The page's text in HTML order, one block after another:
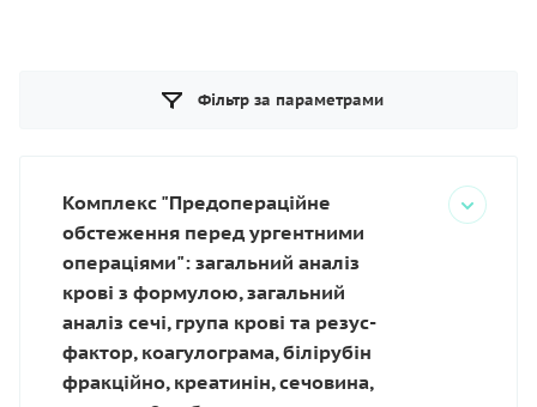
Фільтр за параметрами
Комплекс "Предопераційне
обстеження перед ургентними
операціями": загальний аналіз
крові з формулою, загальний
аналіз сечі, група крові та резус-
фактор, коагулограма, білірубін
фракційно, креатинін, сечовина,